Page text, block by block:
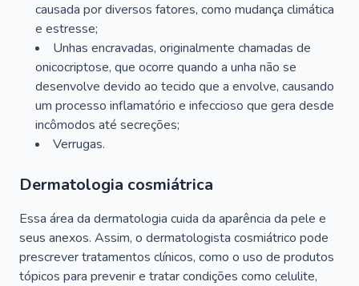
causada por diversos fatores, como mudança climática
e estresse;
Unhas encravadas, originalmente chamadas de
onicocriptose, que ocorre quando a unha não se
desenvolve devido ao tecido que a envolve, causando
um processo inflamatório e infeccioso que gera desde
incômodos até secreções;
Verrugas.
Dermatologia cosmiátrica
Essa área da dermatologia cuida da aparência da pele e
seus anexos. Assim, o dermatologista cosmiátrico pode
prescrever tratamentos clínicos, como o uso de produtos
tópicos para prevenir e tratar condições como celulite,